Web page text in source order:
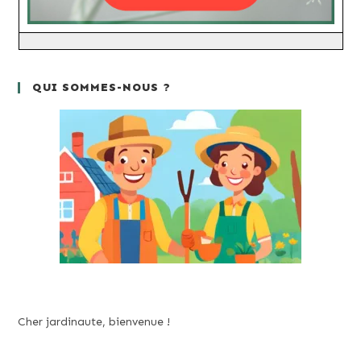
QUI SOMMES-NOUS ?
Cher jardinaute, bienvenue !